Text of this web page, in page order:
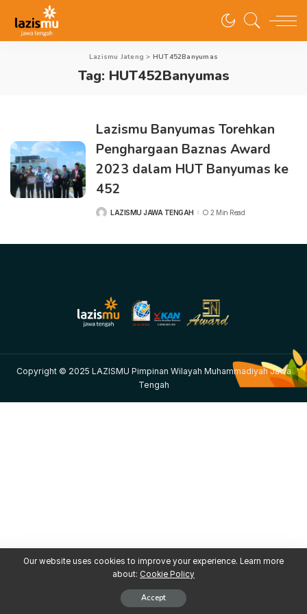
Lazismu Jateng > HUT452Banyumas
Tag: HUT452Banyumas
Lazismu Banyumas Torehkan
Penghargaan Baznas Award
2023 dalam HUT Banyumas ke
452
LAZISMU JAWA TENGAH 2 Min Read
Copyright © 2025 LAZISMU Pimpinan Wilayah Muhammadiyah Jawa
Tengah
Our website uses cookies to improve your experience. Learn more
about: Cookie Policy
Accept